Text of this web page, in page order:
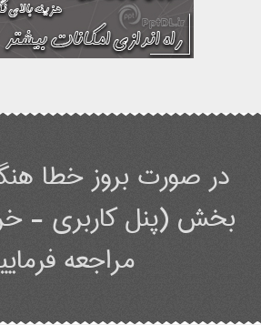
در صورت بروز خطا
بخش (پنل کاربری -
مراجعه